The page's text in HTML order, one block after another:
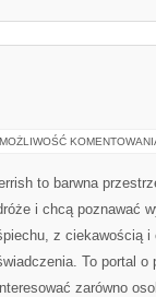
MOŻLIWOŚĆ
to barwna
i chcą poznawać
z ciekawością i
To portal o
zarówno